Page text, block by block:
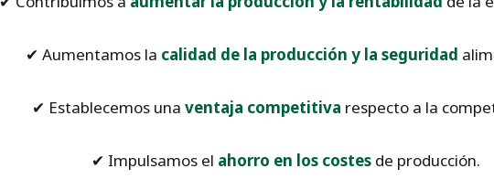
✔ Aumentamos la calidad de la producción y la seguridad
✔ Establecemos una ventaja competitiva respecto a la
✔ Impulsamos el ahorro en los costesde producción.